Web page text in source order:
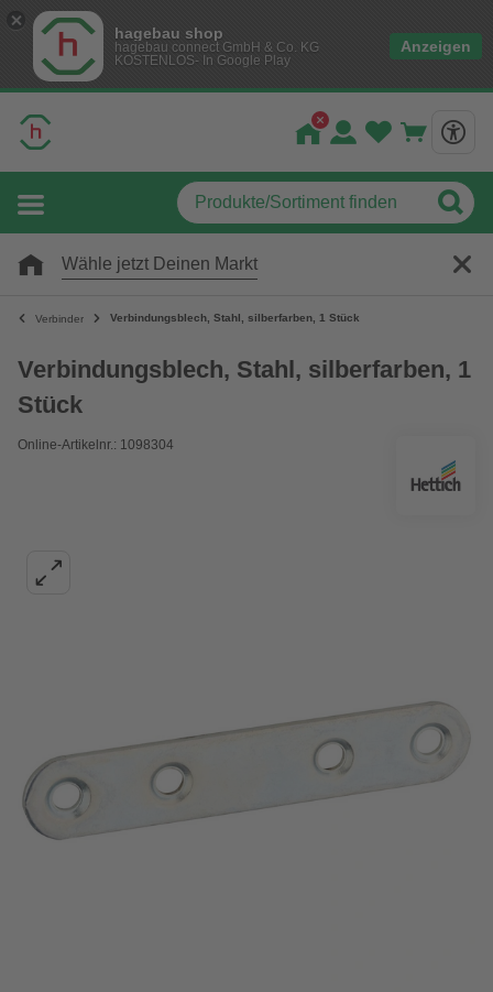
hagebau shop
hagebau connect GmbH & Co. KG
KOSTENLOS- In Google Play
Anzeigen
Wähle jetzt Deinen Markt
Verbinder Verbindungsblech, Stahl, silberfarben, 1 Stück
Verbindungsblech, Stahl, silberfarben, 1
Stück
Online-Artikelnr.: 1098304